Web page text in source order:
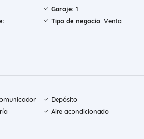
Garaje: 1
Tipo de negocio: Venta
Depósito
Aire acondicionado